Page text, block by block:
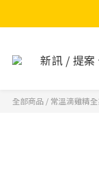
新訊 / 提案
全部商品 / 常溫滴雞精